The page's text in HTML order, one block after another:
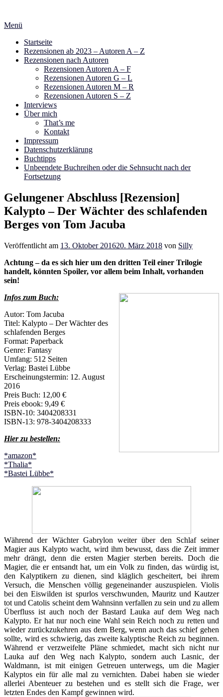
springen
Menü
Startseite
Rezensionen ab 2023 – Autoren A – Z
Rezensionen nach Autoren
Rezensionen Autoren A – F
Rezensionen Autoren G – L
Rezensionen Autoren M – R
Rezensionen Autoren S – Z
Interviews
Über mich
That’s me
Kontakt
Impressum
Datenschutzerklärung
Buchtipps
Unbeendete Buchreihen oder die Sehnsucht nach der
Fortsetzung
Gelungener Abschluss [Rezension]
Kalypto – Der Wächter des schlafenden
Berges von Tom Jacuba
Veröffentlicht am 13. Oktober 201620. März 2018 von Silly
Achtung – da es sich hier um den dritten Teil einer Trilogie
handelt, könnten Spoiler, vor allem beim Inhalt, vorhanden
sein!
Infos zum Buch:
Autor: Tom Jacuba
Titel: Kalypto – Der Wächter des
schlafenden Berges
Format: Paperback
Genre: Fantasy
Umfang: 512 Seiten
Verlag: Bastei Lübbe
Erscheinungstermin: 12. August
2016
Preis Buch: 12,00 €
Preis ebook: 9,49 €
ISBN-10: 3404208331
ISBN-13: 978-3404208333
Hier zu bestellen:
*amazon*
*Thalia*
*Bastei Lübbe*
Während der Wächter Gabrylon weiter über den Schlaf seiner
Magier aus Kalypto wacht, wird ihm bewusst, dass die Zeit immer
mehr drängt, denn die ersten Magier sterben bereits. Doch die
Magier, die er entsandt hat, um ein Volk zu finden, das würdig ist,
den Kalyptikern zu dienen, sind kläglich gescheitert, bei ihrem
Versuch, die Menschen völlig gegeneinander auszuspielen. Violis
bei den Eiswilden ist spurlos verschwunden, Mauritz und Kautzer
tot und Catolis scheint dem Wahnsinn verfallen zu sein und zu allem
Überfluss ist auch noch der Bastard Lauka auf dem Weg nach
Kalypto. Er hat nur noch eine Wahl sein Reich noch zu retten und
wieder zurückzukehren aus dem Berg, wenn auch das schief gehen
sollte, wird es schwierig, das zweite kalyptische Reich zu beginnen.
Während er verzweifelte Pläne schmiedet, macht sich nicht nur
Lauka auf den Weg nach Kalypto, sondern auch Lasnic, der
Waldmann, ist mit einigen Getreuen unterwegs, um die Magier
Kalyptos ein für alle mal zu vernichten. Dabei haben sie wieder
allerlei Abenteuer zu bestehen und es stellt sich die Frage, wer
letzten Endes den Kampf gewinnen wird.